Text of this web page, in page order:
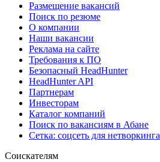
Размещение вакансий
Поиск по резюме
О компании
Наши вакансии
Реклама на сайте
Требования к ПО
Безопасный HeadHunter
HeadHunter API
Партнерам
Инвесторам
Каталог компаний
Поиск по вакансиям в Абане
Сетка: соцсеть для нетворкинга
Соискателям